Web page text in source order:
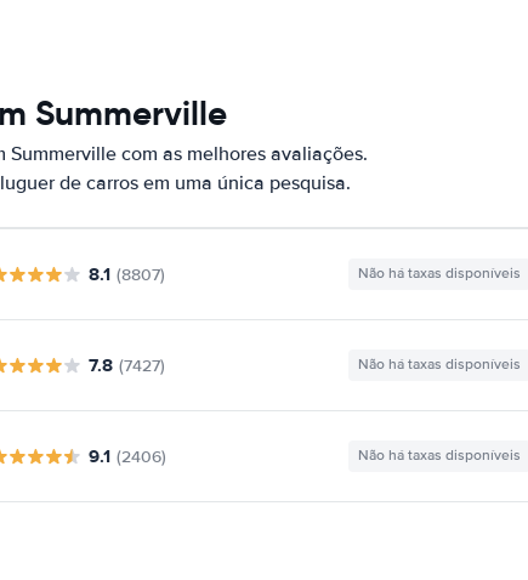
Summerville
com as melhores avaliações.
de carros em uma única pesquisa.
8.1 (8807) Não há taxas disponíveis
7.8 (7427) Não há taxas disponíveis
9.1 (2406) Não há taxas disponíveis